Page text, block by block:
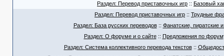
Раздел: Перевод приставочных игр :: Базовый
Раздел: Перевод приставочных игр :: Трудные
Раздел: База русских переводов:: Фанатские, пиратские
Раздел: О форуме и о сайте:: Предложения по
Раздел: Система коллективного перевода текстов::